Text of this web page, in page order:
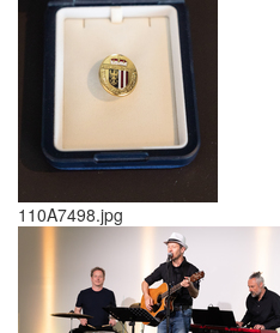
110A7498.jpg